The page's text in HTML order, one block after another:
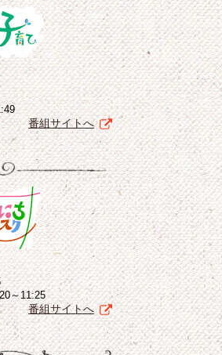
番組サイトへ
～11:25
番組サイトへ